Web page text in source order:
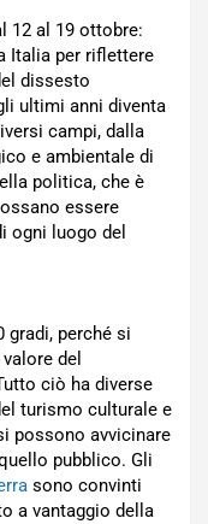
12 al 19 ottobre:
Italia per riflettere
dissesto
ultimi anni diventa
campi, dalla
e ambientale di
politica, che è
essere
ogni luogo del
gradi, perché si
del
ciò ha diverse
turismo culturale e
possono avvicinare
pubblico. Gli
sono convinti
a vantaggio della